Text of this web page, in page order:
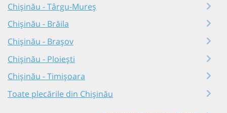
Chișinău - Târgu-Mureș
Chișinău - Brăila
Chișinău - Brașov
Chișinău - Ploiești
Chișinău - Timișoara
Toate plecările din Chișinău